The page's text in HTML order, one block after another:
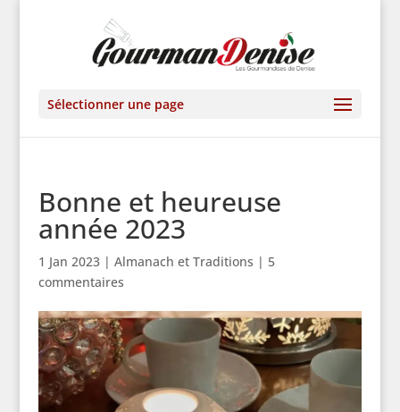
Sélectionner une page
Bonne et heureuse
année 2023
1 Jan 2023| Almanach et Traditions | 5
commentaires